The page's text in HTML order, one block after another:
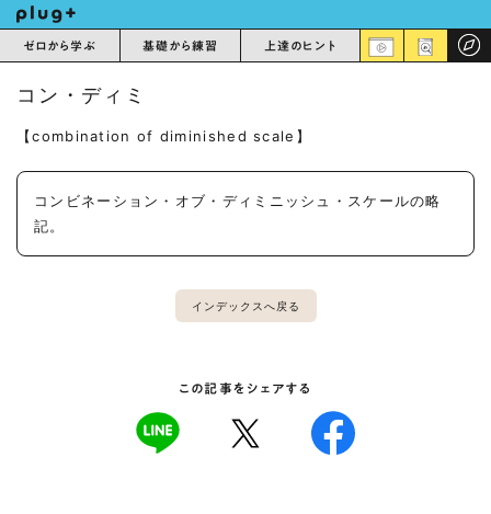
ゼロから学ぶ 基礎から練習 上達のヒント
コン・ディミ
【combination of diminished scale】
コンビネーション・オブ・ディミニッシュ・スケールの略
記。
インデックスへ戻る
この記事をシェアする